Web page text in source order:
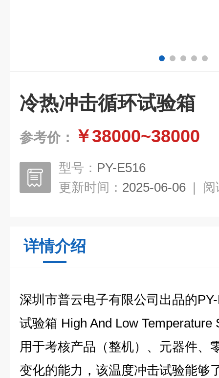
冷热冲击循环试验箱
参考价： ￥38000~38000
型号： PY-E516
更新时间： 2025-06-06 | 阅
详情介绍
深圳市普云电子有限公司出品的
试验箱 High And Low Temperature
用于考核产品（整机）、元器件、
变化的能力，该温度冲击试验能够